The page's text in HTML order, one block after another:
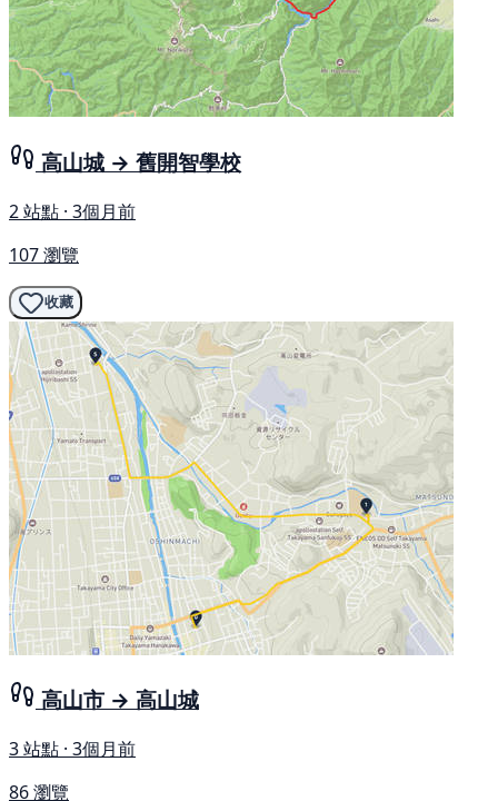
高山城 → 舊開智學校
2 站點 · 3個月前
107 瀏覽
收藏
高山市 → 高山城
3 站點 · 3個月前
86 瀏覽